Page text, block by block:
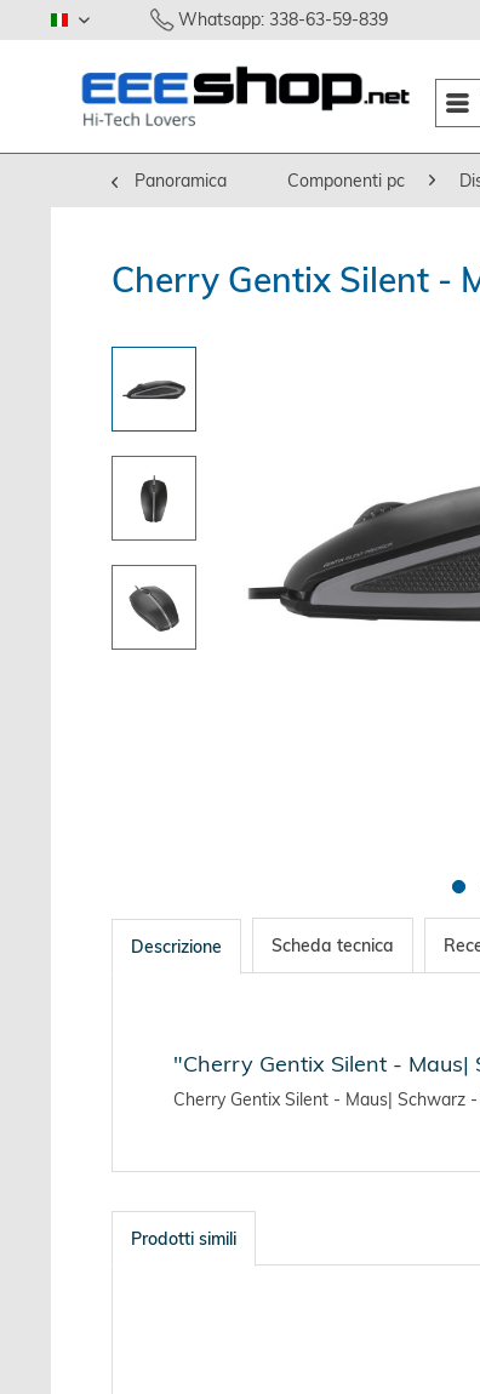
italiano Whatsapp: 338-63-59-839
Panoramica Componenti pc
Cherry Gentix Silent -
Descrizione Scheda tecnica
"Cherry Gentix Silent -
Cherry Gentix Silent - Maus| Schwarz
Prodotti simili